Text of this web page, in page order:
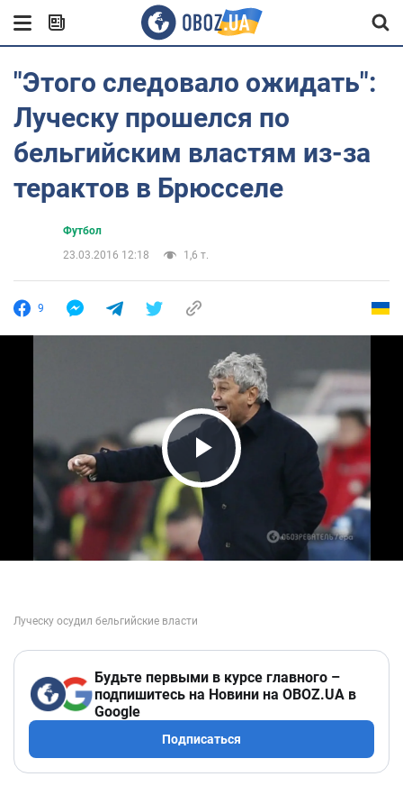
"Этого следовало ожидать":
Луческу прошелся по
бельгийским властям из-за
терактов в Брюсселе
Футбол
23.03.2016 12:18
1,6 т.
9
Play Video
Будьте первыми в курсе главного –
подпишитесь на Новини на OBOZ.UA в
Google
Подписаться